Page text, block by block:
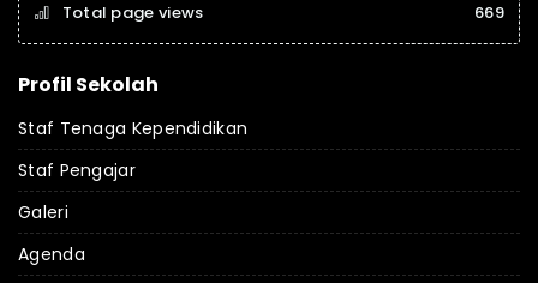
Total page views
669
Profil Sekolah
Staf Tenaga Kependidikan
Staf Pengajar
Galeri
Agenda